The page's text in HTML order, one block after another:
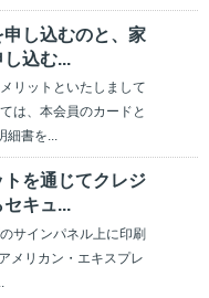
し込むのと、家
込む...
リットといたしまして
は、本会員のカードと
細書を...
を通じてクレジ
キュ...
サインパネル上に印刷
メリカン・エキスプレ